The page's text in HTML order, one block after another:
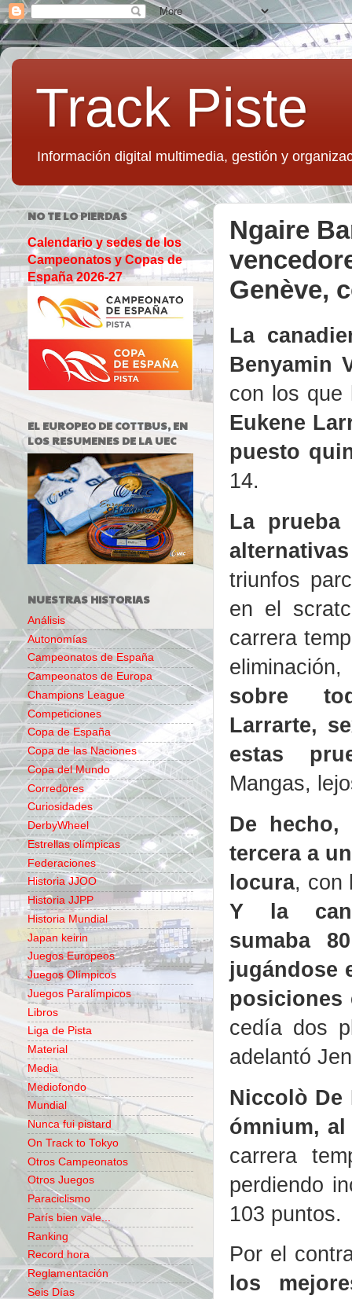
Track Piste
Información digital multimedia, gestión y
Ngaire
Genève,
La
Benyamin
con los que
Eukene
puesto
14.
La prueba
triunfos
en el
carrera
sobre
Larrarte,
estas
Mangas,
De hecho,
tercera a
locura, con
Y la
sumaba
jugándose
posiciones
cedía dos
adelantó
Niccolò
ómnium,
carrera
perdiendo
103 puntos.
Por el
los
NO TE LO PIERDAS
Calendario y sedes de los
Campeonatos y Copas de
España 2026-27
EL EUROPEO DE COTTBUS, EN
LOS RESUMENES DE LA UEC
NUESTRAS HISTORIAS
Análisis
Autonomías
Campeonatos de España
Campeonatos de Europa
Champions League
Competiciones
Copa de España
Copa de las Naciones
Copa del Mundo
Corredores
Curiosidades
DerbyWheel
Estrellas olímpicas
Federaciones
Historia JJOO
Historia JJPP
Historia Mundial
Japan keirin
Juegos Europeos
Juegos Olímpicos
Juegos Paralímpicos
Libros
Liga de Pista
Material
Media
Mediofondo
Mundial
Nunca fui pistard
On Track to Tokyo
Otros Campeonatos
Otros Juegos
Paraciclismo
París bien vale...
Ranking
Record hora
Reglamentación
Seis Días